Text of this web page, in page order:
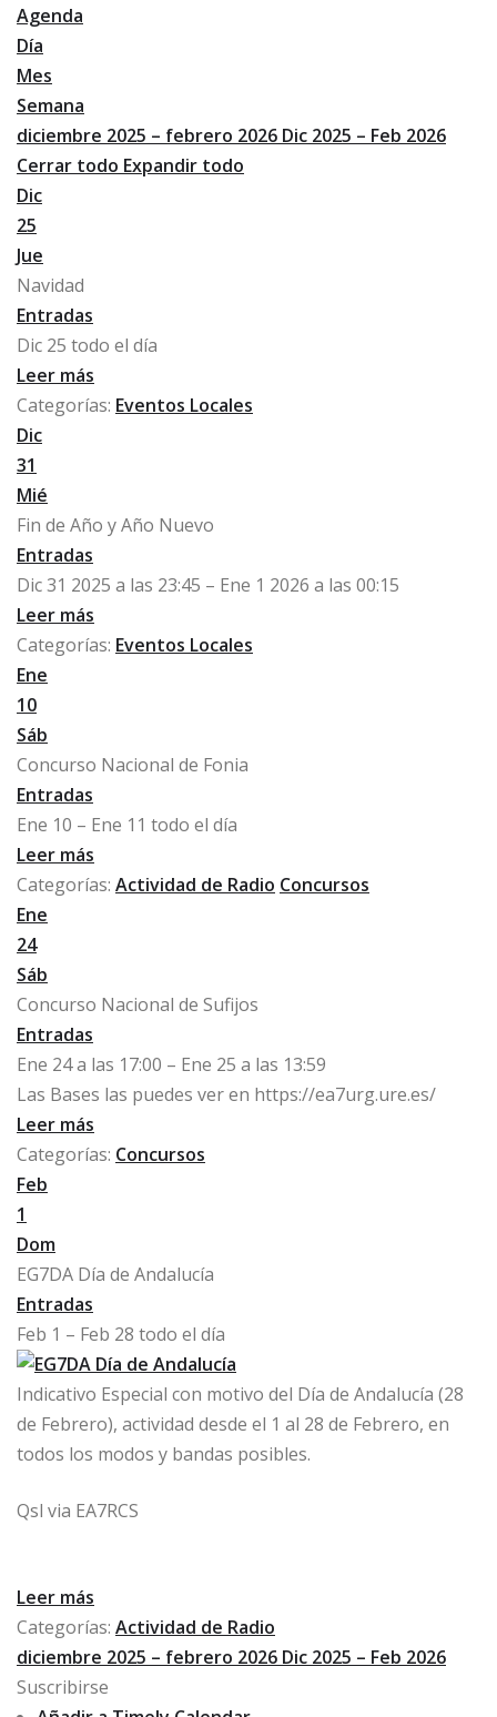
Agenda
Día
Mes
Semana
diciembre 2025 – febrero 2026 Dic 2025 – Feb 2026
Cerrar todo Expandir todo
Dic
25
Jue
Navidad
Entradas
Dic 25 todo el día
Leer más
Categorías: Eventos Locales
Dic
31
Mié
Fin de Año y Año Nuevo
Entradas
Dic 31 2025 a las 23:45 – Ene 1 2026 a las 00:15
Leer más
Categorías: Eventos Locales
Ene
10
Sáb
Concurso Nacional de Fonia
Entradas
Ene 10 – Ene 11 todo el día
Leer más
Categorías: Actividad de Radio Concursos
Ene
24
Sáb
Concurso Nacional de Sufijos
Entradas
Ene 24 a las 17:00 – Ene 25 a las 13:59
Las Bases las puedes ver en https://ea7urg.ure.es/
Leer más
Categorías: Concursos
Feb
1
Dom
EG7DA Día de Andalucía
Entradas
Feb 1 – Feb 28 todo el día
Indicativo Especial con motivo del Día de Andalucía (28
de Febrero), actividad desde el 1 al 28 de Febrero, en
todos los modos y bandas posibles.
Qsl via EA7RCS
Leer más
Categorías: Actividad de Radio
diciembre 2025 – febrero 2026 Dic 2025 – Feb 2026
Suscribirse